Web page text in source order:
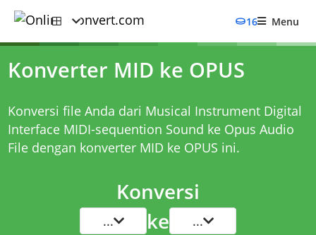
16 Menu
Konverter MID ke OPUS
Konversi file Anda dari Musical Instrument Digital
Interface MIDI-sequention Sound ke Opus Audio
File dengan konverter MID ke OPUS ini.
Konversi
... ke ...